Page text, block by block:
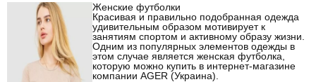
Женские футболки
Красивая и правильно подобранная одежда
удивительным образом мотивирует к
занятиям спортом и активному образу жизни.
Одним из популярных элементов одежды в
этом случае является женская футболка,
которую можно купить в интернет-магазине
компании AGER (Украина).